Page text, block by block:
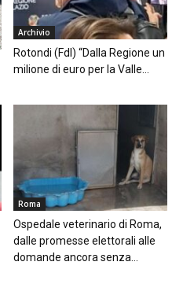
Archivio
Rotondi (FdI) “Dalla Regione un
milione di euro per la Valle...
Roma
Ospedale veterinario di Roma,
dalle promesse elettorali alle
domande ancora senza...